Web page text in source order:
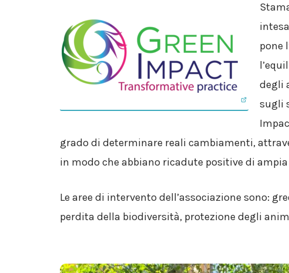
pone
degli
sugli
grado di determinare reali cambiamenti,
in modo che abbiano ricadute positive di
Le aree di intervento dell’associazione sono:
perdita della biodiversità, protezione degli